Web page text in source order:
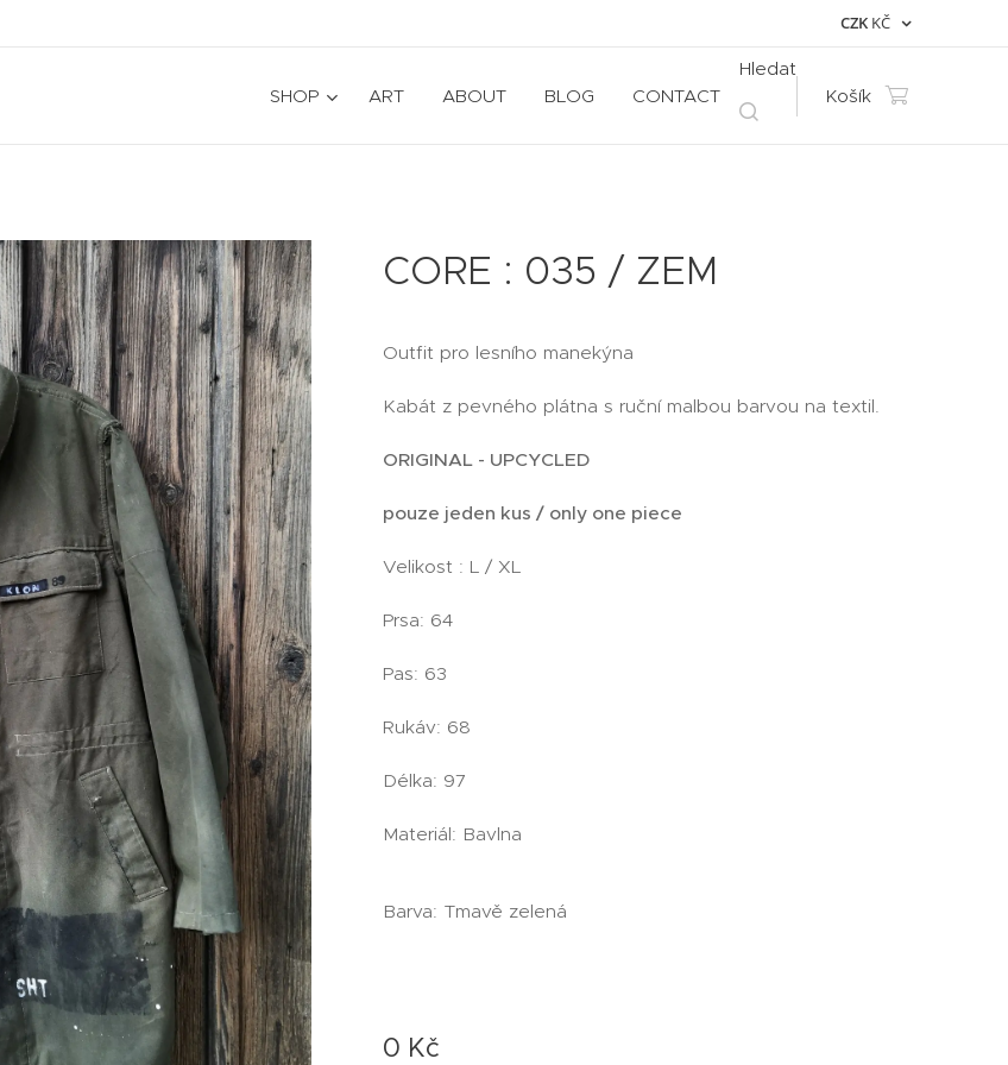
CZK KČ
SHOP ART ABOUT BLOG CONTACT
Hledat
Košík
CORE : 035 / ZEM
Outfit pro lesního manekýna
Kabát z pevného plátna s ruční malbou barvou na textil.
ORIGINAL - UPCYCLED
pouze jeden kus / only one piece
Velikost : L / XL
Prsa: 64
Pas: 63
Rukáv: 68
Délka: 97
Materiál: Bavlna
Barva: Tmavě zelená
0 Kč